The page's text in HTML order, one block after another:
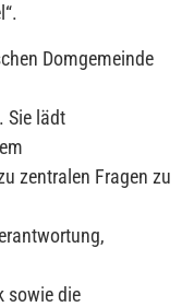
Domgemeinde
Sie lädt
zentralen Fragen zu
sowie die